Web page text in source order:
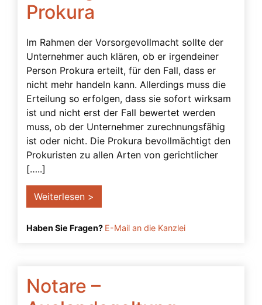
Prokura
Im Rahmen der Vorsorgevollmacht sollte der
Unternehmer auch klären, ob er irgendeiner
Person Prokura erteilt, für den Fall, dass er
nicht mehr handeln kann. Allerdings muss die
Erteilung so erfolgen, dass sie sofort wirksam
ist und nicht erst der Fall bewertet werden
muss, ob der Unternehmer zurechnungsfähig
ist oder nicht. Die Prokura bevollmächtigt den
Prokuristen zu allen Arten von gerichtlicher
[…..]
Weiterlesen >
Haben Sie Fragen? E-Mail an die Kanzlei
Notare –
Prozessfähigkeit
Schenkung
Solidarvollmacht
Strafbarkeit
Testament
Testierfähigkeit
Transmortale Vollmacht
UN-Menschenrechte
Verlängerung der Betreuung
Verreisen mit Vorsorgevollmacht